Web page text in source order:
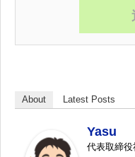
About Latest Posts
Yasu
代表取締役